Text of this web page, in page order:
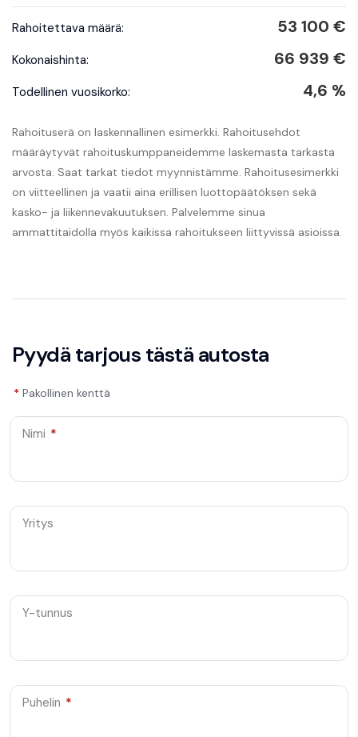
Rahoitettava määrä: 53 100 €
Kokonaishinta: 66 939 €
Todellinen vuosikorko: 4,6 %
Rahoituserä on laskennallinen esimerkki. Rahoitusehdot
määräytyvät rahoituskumppaneidemme laskemasta tarkasta
arvosta. Saat tarkat tiedot myynnistämme. Rahoitusesimerkki
on viitteellinen ja vaatii aina erillisen luottopäätöksen sekä
kasko- ja liikennevakuutuksen. Palvelemme sinua
ammattitaidolla myös kaikissa rahoitukseen liittyvissä asioissa.
Pyydä tarjous tästä autosta
* Pakollinen kenttä
Nimi *
Yritys
Y-tunnus
Puhelin *